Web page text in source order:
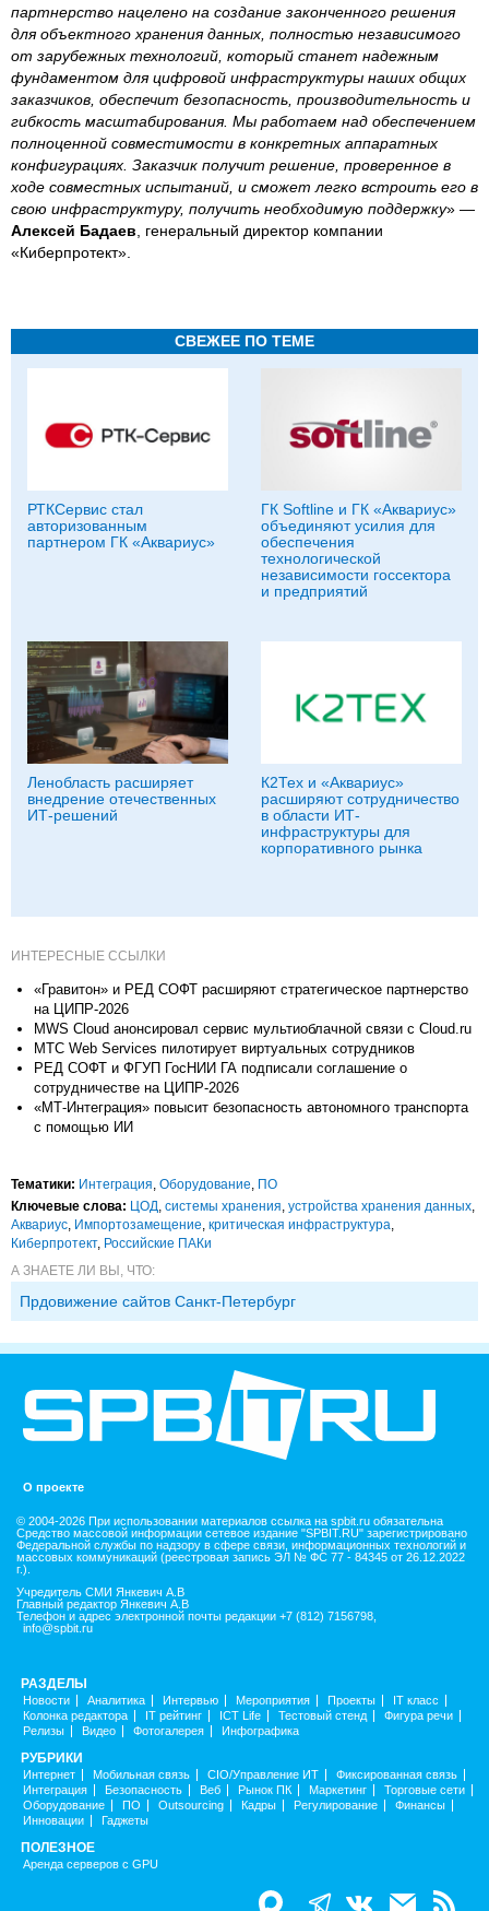
партнерство нацелено на создание законченного решения
для объектного хранения данных, полностью независимого
от зарубежных технологий, который станет надежным
фундаментом для цифровой инфраструктуры наших общих
заказчиков, обеспечит безопасность, производительность и
гибкость масштабирования. Мы работаем над обеспечением
полноценной совместимости в конкретных аппаратных
конфигурациях. Заказчик получит решение, проверенное в
ходе совместных испытаний, и сможет легко встроить его в
свою инфраструктуру, получить необходимую поддержку» —
Алексей Бадаев , генеральный директор компании
«Киберпротект».
СВЕЖЕЕ ПО ТЕМЕ
РТКСервис стал
авторизованным
партнером ГК «Аквариус»
ГК Softline и ГК «Аквариус»
объединяют усилия для
обеспечения
технологической
независимости госсектора
и предприятий
Ленобласть расширяет
внедрение отечественных
ИТ-решений
К2Тех и «Аквариус»
расширяют сотрудничество
в области ИТ-
инфраструктуры для
корпоративного рынка
ИНТЕРЕСНЫЕ ССЫЛКИ
«Гравитон» и РЕД СОФТ расширяют стратегическое партнерство
на ЦИПР-2026
MWS Cloud анонсировал сервис мультиоблачной связи c Cloud.ru
МТС Web Services пилотирует виртуальных сотрудников
РЕД СОФТ и ФГУП ГосНИИ ГА подписали соглашение о
сотрудничестве на ЦИПР-2026
«МТ-Интеграция» повысит безопасность автономного транспорта
с помощью ИИ
Тематики: Интеграция, Оборудование, ПО
Ключевые слова: ЦОД, системы хранения, устройства хранения данных,
Аквариус, Импорто­замещение, критическая инфраструктура,
Киберпротект, Российские ПАКи
А ЗНАЕТЕ ЛИ ВЫ, ЧТО:
Прдовижение сайтов Санкт-Петербург
О проекте
© 2004-2026 При использовании материалов ссылка на spbit.ru обязательна
Средство массовой информации сетевое издание "SPBIT.RU" зарегистрировано
Федеральной службы по надзору в сфере связи, информационных технологий и
массовых коммуникаций (реестровая запись ЭЛ № ФС 77 - 84345 от 26.12.2022
г.).
Учредитель СМИ Янкевич А.В
Главный редактор Янкевич А.В
Телефон и адрес электронной почты редакции +7 (812) 7156798,
info@spbit.ru
РАЗДЕЛЫ
Новости Аналитика Интервью Мероприятия Проекты
IT класс
Колонка редактора
IT рейтинг ICT Life Тестовый стенд
Фигура речи
Релизы
Видео Фотогалерея Инфографика
РУБРИКИ
Интернет Мобильная связь CIO/Управление ИТ
Фиксированная связь
Интеграция
Безопасность Веб Рынок ПК Маркетинг
Торговые сети
Оборудование
ПО Outsourcing Кадры Регулирование
Финансы
Инновации
Гаджеты
ПОЛЕЗНОЕ
Аренда серверов с GPU